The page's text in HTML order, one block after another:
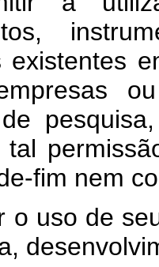
existentes
fim nem
o uso de